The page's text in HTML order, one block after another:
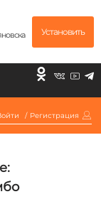
Установить
/ Регистрация